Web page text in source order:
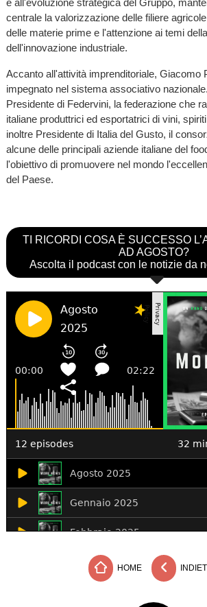
e all'evoluzione strategica del Gruppo,
centrale la valorizzazione delle filiere
delle materie prime e l'attenzione ai temi
dell'innovazione industriale.
Accanto all'attività imprenditoriale, Giacomo
impegnato nel sistema associativo
Presidente di Federvini, la federazione che
italiane produttrici ed esportatrici di vini,
inoltre Presidente di Italia del Gusto, il
alcune delle principali aziende italiane del
l'obiettivo di promuovere nel mondo
del Paese.
TI RICORDI COSA È SUCCESSO
AD AGOSTO?
Ascolta il podcast con le notizie da
HOME